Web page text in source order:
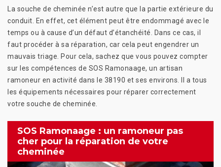
La souche de cheminée n’est autre que la partie extérieure du
conduit. En effet, cet élément peut être endommagé avec le
temps ou à cause d’un défaut d’étanchéité. Dans ce cas, il
faut procéder à sa réparation, car cela peut engendrer un
mauvais triage. Pour cela, sachez que vous pouvez compter
sur les compétences de SOS Ramonaage, un artisan
ramoneur en activité dans le 38190 et ses environs. Il a tous
les équipements nécessaires pour réparer correctement
votre souche de cheminée.
SOS Ramonaage : un ramoneur pas
cher pour la réparation de votre
cheminée